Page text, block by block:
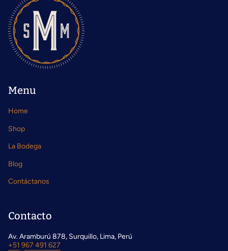
Menu
Home
Shop
La Bodega
Blog
Contáctanos
Contacto
Av. Aramburú 878, Surquillo, Lima, Perú
+51 967 491 627